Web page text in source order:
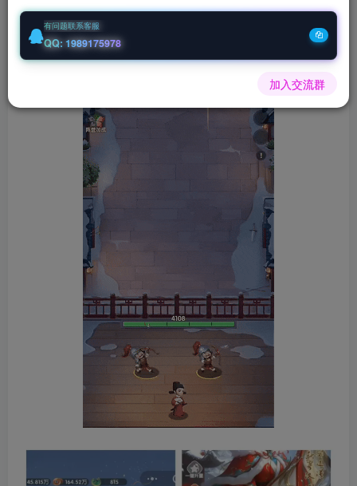
有问题联系客服
QQ: 1989175978
加入交流群